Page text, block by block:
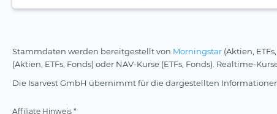
Stammdaten werden bereitgestellt von Morningstar (Aktien,
(Aktien, ETFs, Fonds) oder NAV-Kurse (ETFs, Fonds). Realtime-
Die Isarvest GmbH übernimmt für die dargestellten
Affiliate Hinweis *